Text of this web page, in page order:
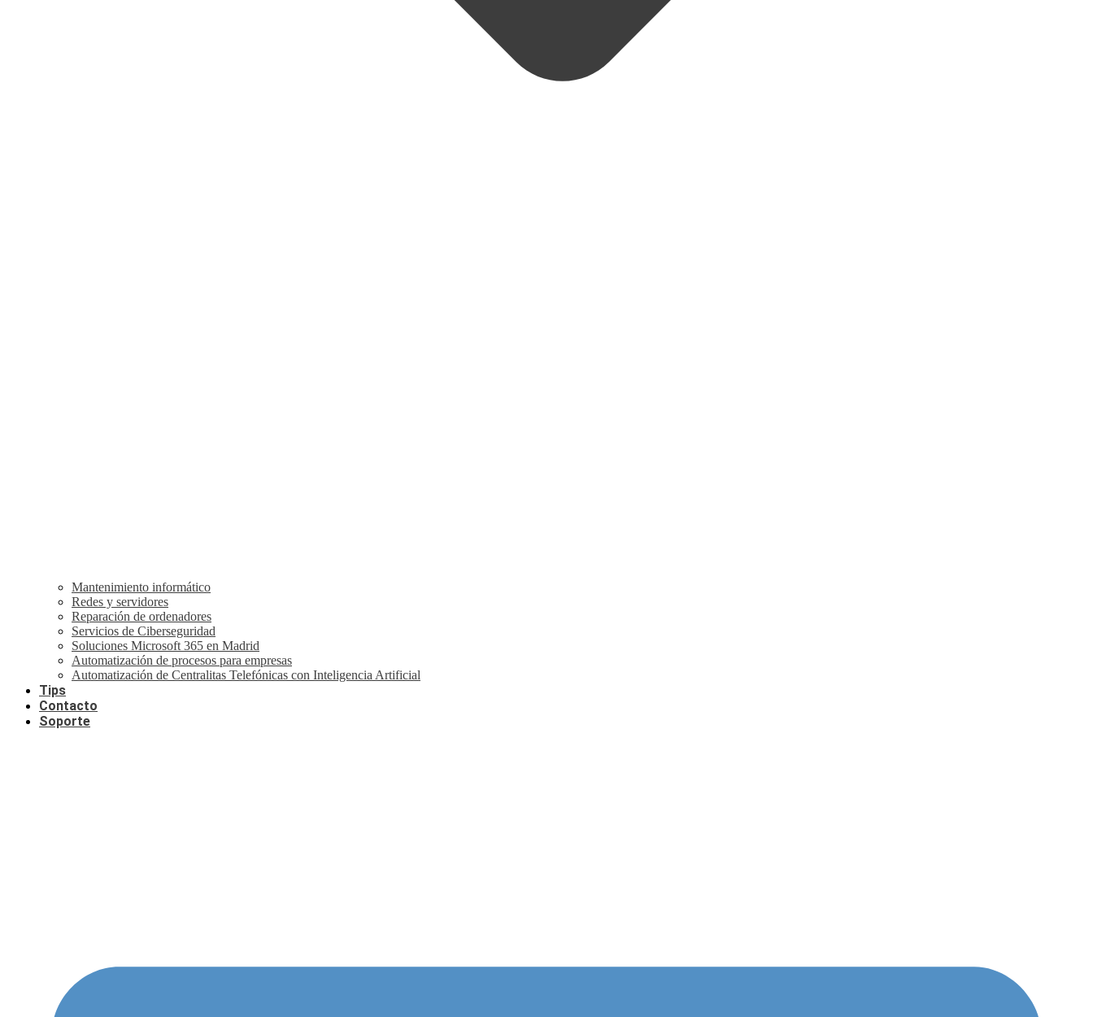
Mantenimiento informático
Redes y servidores
Reparación de ordenadores
Servicios de Ciberseguridad
Soluciones Microsoft 365 en Madrid
Automatización de procesos para empresas
Automatización de Centralitas Telefónicas con Inteligencia Artificial
Tips
Contacto
Soporte